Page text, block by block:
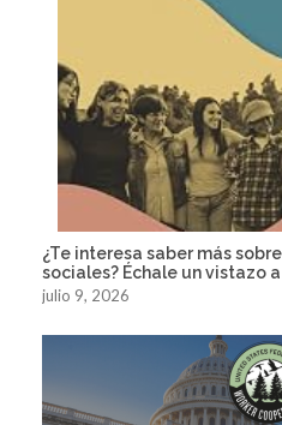
¿Te interesa saber más
sociales? Échale un vistazo
julio 9, 2026